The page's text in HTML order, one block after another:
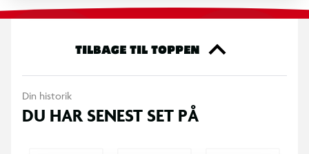
grænsen.
TILBAGE TIL TOPPEN
Din historik
DU HAR SENEST SET PÅ